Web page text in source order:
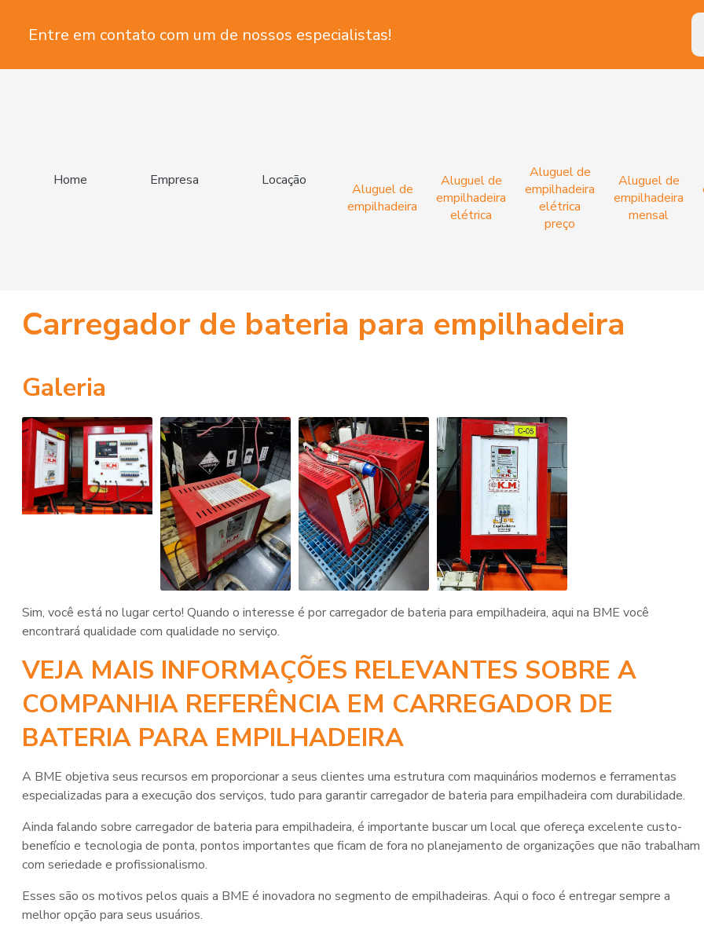
Entre em contato com um de nossos especialistas!
Home Empresa Locação
Aluguel de
empilhadeira
Aluguel de
empilhadeira
elétrica
Aluguel de
empilhadeira
elétrica
preço
Aluguel de
empilhadeira
mensal
Carregador de bateria para empilhadeira
Galeria
Sim, você está no lugar certo! Quando o interesse é porcarregador de bateria para empilhadeira, aqui na BME você
encontrará qualidade com qualidade no serviço.
VEJA MAIS INFORMAÇÕES RELEVANTES SOBRE A
COMPANHIA REFERÊNCIA EM CARREGADOR DE
BATERIA PARA EMPILHADEIRA
A BME objetiva seus recursos em proporcionar a seus clientes uma estrutura com maquinários modernos e ferramentas
especializadas para a execução dos serviços, tudo para garantircarregador de bateria para empilhadeira com durabilidade.
Ainda falando sobre carregador de bateria para empilhadeira, é importante buscar um local que ofereça excelente custo-
benefício e tecnologia de ponta, pontos importantes que ficam de fora no planejamento de organizações que não trabalham
com seriedade e profissionalismo.
Esses são os motivos pelos quais a BME é inovadora no segmento de empilhadeiras. Aqui o foco é entregar sempre a
melhor opção para seus usuários.